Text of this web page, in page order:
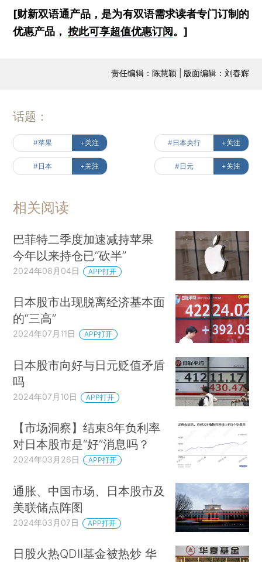
[财新双语通产品，是为有双语需求读者专门订制的
优惠产品，按此可享超值优惠订阅。]
责任编辑：陈慧颖 | 版面编辑：刘春辉
话题：
#苹果 +关注 #日本央行 +关注
#日本 +关注 #日元 +关注
相关阅读
巴菲特二季度加速减持苹果
今年以来持仓已“砍半”
2024年08月04日 APP打开
日本股市出现脱离经济基本面
的“三高”
2024年07月11日 APP打开
日本股市向好与日元贬值矛盾
吗
2024年07月10日 APP打开
【市场洞察】结束8年负利率
对日本股市是“好”消息吗？
2024年03月26日 APP打开
通胀、中国市场、日本股市及
美联储点阵图
2024年03月07日 APP打开
日股火热QDII基金被热炒 华